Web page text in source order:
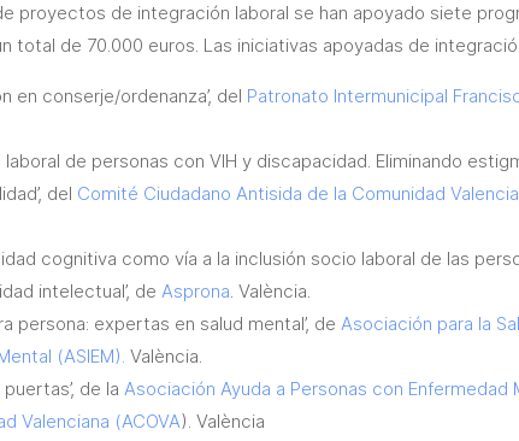
proyectos de integración laboral se han apoyado siete
total de 70.000 euros. Las iniciativas apoyadas de
en conserje/ordenanza’, del Patronato Intermunicipal
laboral de personas con VIH y discapacidad. Eliminando
del Comité Ciudadano Antisida de la Comunidad
cognitiva como vía a la inclusión socio laboral de las
intelectual’, de Asprona. València.
persona: expertas en salud mental’, de Asociación para la
(ASIEM). València.
puertas’, de la Asociación Ayuda a Personas con Enfermedad
Valenciana (ACOVA). València